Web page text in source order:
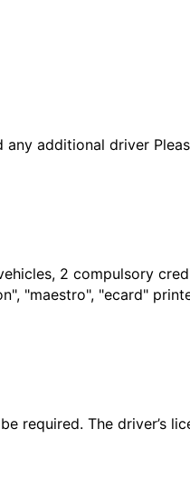
additional driver
2 compulsory
"maestro", "ecard"
required. The driver’s